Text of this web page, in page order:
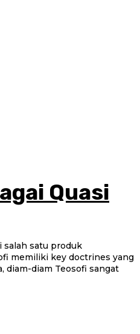
Quasi
salah satu produk
memiliki key doctrines yang
diam-diam Teosofi sangat